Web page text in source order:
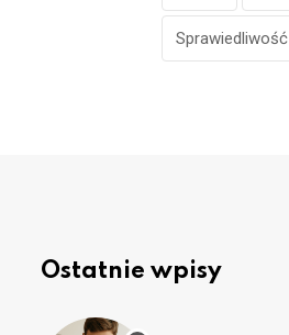
Sprawiedliwość
Ostatnie wpisy